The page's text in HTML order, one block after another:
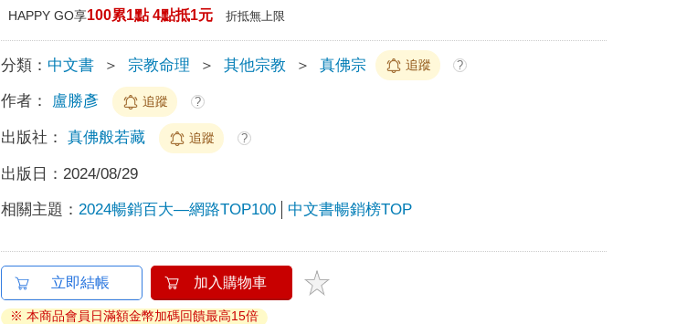
HAPPY GO享100累1點 4點抵1元 折抵無上限
分類： 中文書 ＞ 宗教命理 ＞ 其他宗教 ＞ 真佛宗 追蹤 ?
作者： 盧勝彥 追蹤 ?
出版社： 真佛般若藏 追蹤 ?
出版日： 2024/08/29
相關主題： 2024暢銷百大—網路TOP100 中文書暢銷榜TOP
立即結帳 加入購物車
※ 本商品會員日滿額金幣加碼回饋最高15倍